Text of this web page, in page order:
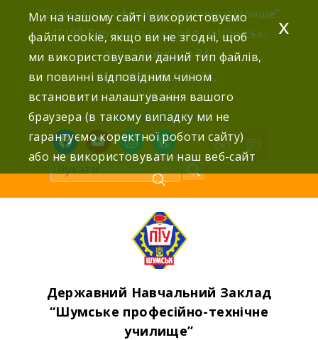
content
“Шумське професійно-технічне училище”
47100 Тернопільська обл., м.Шумськ,
вул. Волинська 8А,
тел: (03558) 2-22-76,
2-25-42,
shumdnz@ukr.net
facebookyoutubeinstagramwordpress
Державний Навчальний Заклад
“Шумське професійно-технічне
училище”
Ми на нашому сайті використовуємо
файли cookie, якщо ви не згодні, щоб
ми використовували даний тип файлів,
ви повинні відповідним чином
встановити налаштування вашого
браузера (в такому випадку ми не
гарантуємо коректної роботи сайту)
або не використовувати наш веб-сайт
x